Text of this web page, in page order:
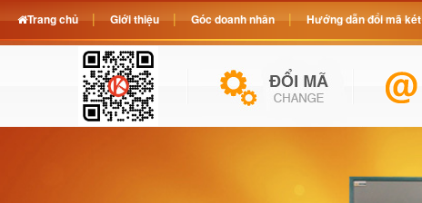
Trang chủ Giới thiệu Góc doanh nhân Hướng dẫn đổi mã két